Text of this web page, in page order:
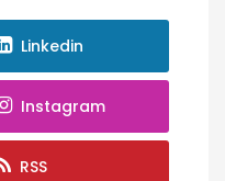
Linkedin
Instagram
RSS